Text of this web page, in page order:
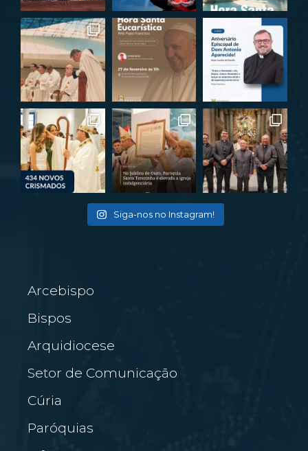
Siga-nos no Instagram!
Arcebispo
Bispos
Arquidiocese
Setor de Comunicação
Cúria
Paróquias